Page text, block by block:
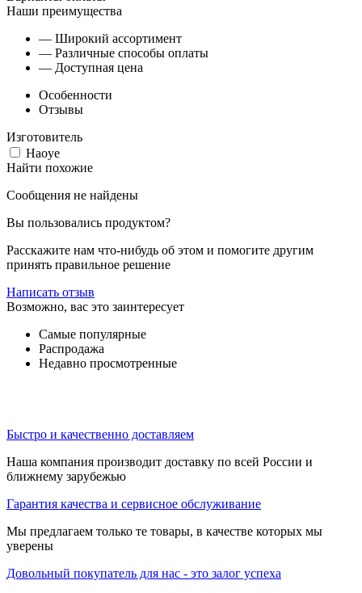
Наши преимущества
— Широкий ассортимент
— Различные способы оплаты
— Доступная цена
Особенности
Отзывы
Изготовитель
Haoye
Найти похожие
Сообщения не найдены
Вы пользовались продуктом?
Расскажите нам что-нибудь об этом и помогите другим
принять правильное решение
Написать отзыв
Возможно, вас это заинтересует
Самые популярные
Распродажа
Недавно просмотренные
Быстро и качественно доставляем
Наша компания производит доставку по всей России и
ближнему зарубежью
Гарантия качества и сервисное обслуживание
Мы предлагаем только те товары, в качестве которых мы
уверены
Довольный покупатель для нас - это залог успеха